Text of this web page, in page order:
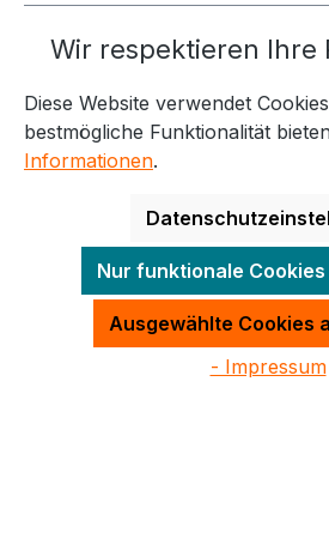
Wir respektieren Ihre
Diese Website verwendet
bestmögliche Funktionalität
Informationen.
Nur funktionale
Ausgewählte Cookies
- Impressum